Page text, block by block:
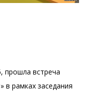
прошла встреча
в рамках заседания